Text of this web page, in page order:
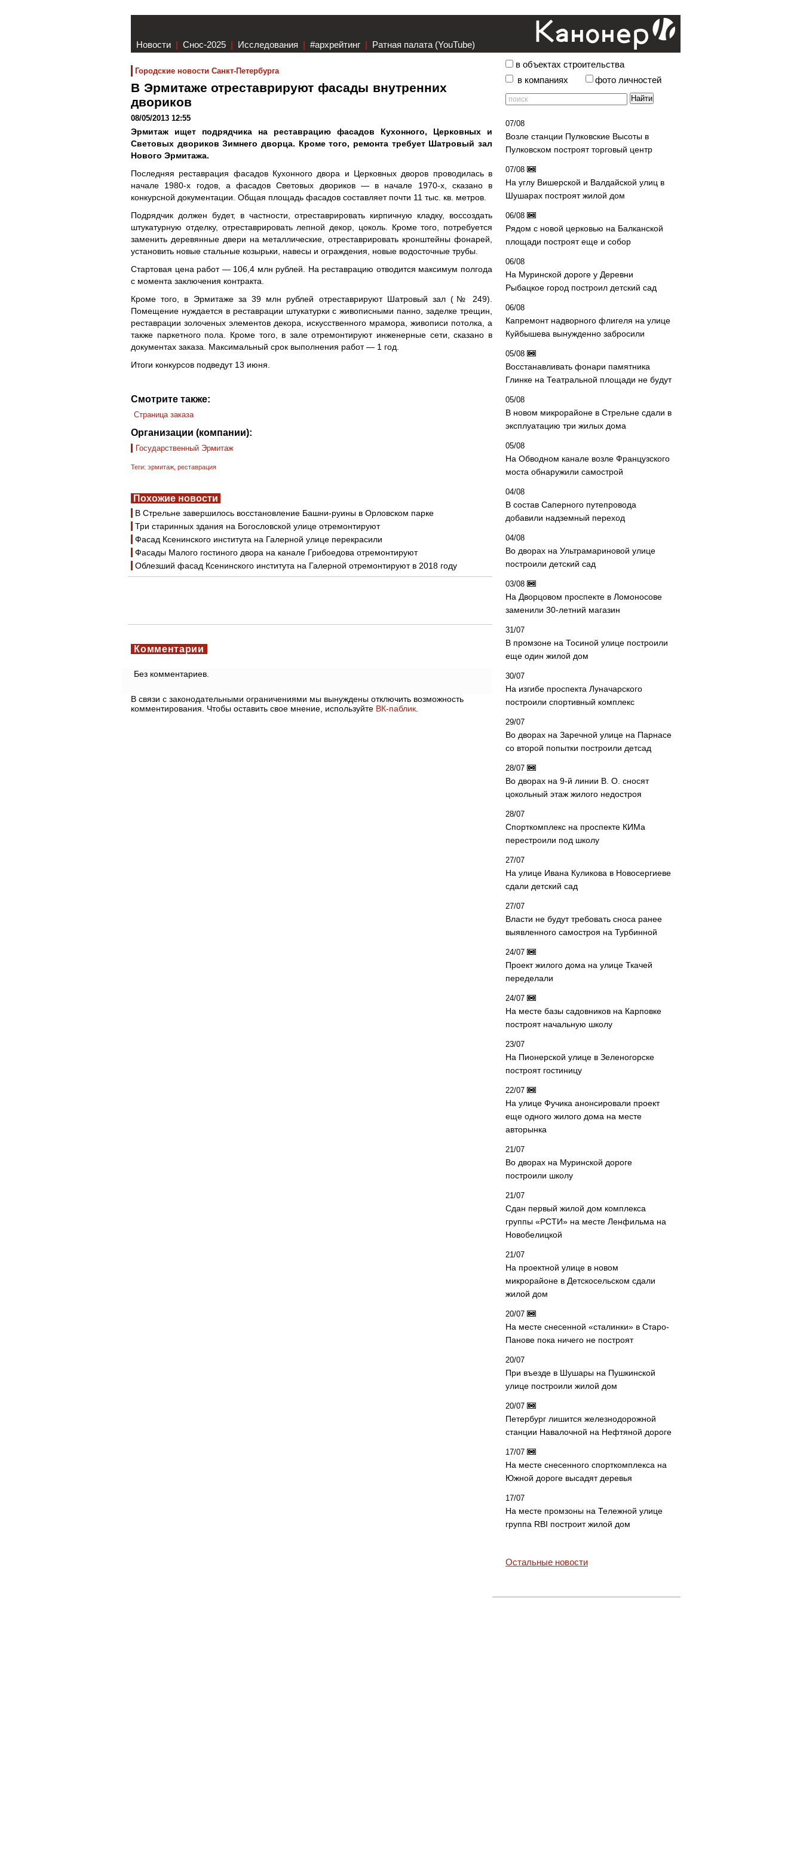
Новости | Снос-2025 | Исследования | #архрейтинг | Ратная палата (YouTube)
Городские новости Санкт-Петербурга
В Эрмитаже отреставрируют фасады внутренних
двориков
08/05/2013 12:55
Эрмитаж ищет подрядчика на реставрацию фасадов Кухонного, Церковных и
Световых двориков Зимнего дворца. Кроме того, ремонта требует Шатровый зал
Нового Эрмитажа.
Последняя реставрация фасадов Кухонного двора и Церковных дворов проводилась в
начале 1980-х годов, а фасадов Световых двориков — в начале 1970-х, сказано в
конкурсной документации. Общая площадь фасадов составляет почти 11 тыс. кв. метров.
Подрядчик должен будет, в частности, отреставрировать кирпичную кладку, воссоздать
штукатурную отделку, отреставрировать лепной декор, цоколь. Кроме того, потребуется
заменить деревянные двери на металлические, отреставрировать кронштейны фонарей,
установить новые стальные козырьки, навесы и ограждения, новые водосточные трубы.
Стартовая цена работ — 106,4 млн рублей. На реставрацию отводится максимум полгода
с момента заключения контракта.
Кроме того, в Эрмитаже за 39 млн рублей отреставрируют Шатровый зал (№ 249).
Помещение нуждается в реставрации штукатурки с живописными панно, заделке трещин,
реставрации золоченых элементов декора, искусственного мрамора, живописи потолка, а
также паркетного пола. Кроме того, в зале отремонтируют инженерные сети, сказано в
документах заказа. Максимальный срок выполнения работ — 1 год.
Итоги конкурсов подведут 13 июня.
Смотрите также:
Страница заказа
Организации (компании):
Государственный Эрмитаж
Теги: эрмитаж реставрация
Похожие новости
В Стрельне завершилось восстановление Башни-руины в Орловском парке
Три старинных здания на Богословской улице отремонтируют
Фасад Ксенинского института на Галерной улице перекрасили
Фасады Малого гостиного двора на канале Грибоедова отремонтируют
Облезший фасад Ксенинского института на Галерной отремонтируют в 2018 году
Комментарии
Без комментариев.
В связи с законодательными ограничениями мы вынуждены отключить возможность
комментирования. Чтобы оставить свое мнение, используйте ВК-паблик
в объектах строительства
в компаниях
фото личностей
07/08
Возле станции Пулковские Высоты в
Пулковском построят торговый центр
07/08
На углу Вишерской и Валдайской улиц в
Шушарах построят жилой дом
06/08
Рядом с новой церковью на Балканской
площади построят еще и собор
06/08
На Муринской дороге у Деревни
Рыбацкое город построил детский сад
06/08
Капремонт надворного флигеля на улице
Куйбышева вынужденно забросили
05/08
Восстанавливать фонари памятника
Глинке на Театральной площади не будут
05/08
В новом микрорайоне в Стрельне сдали в
эксплуатацию три жилых дома
05/08
На Обводном канале возле Французского
моста обнаружили самострой
04/08
В состав Саперного путепровода
добавили надземный переход
04/08
Во дворах на Ультрамариновой улице
построили детский сад
03/08
На Дворцовом проспекте в Ломоносове
заменили 30-летний магазин
31/07
В промзоне на Тосиной улице построили
еще один жилой дом
30/07
На изгибе проспекта Луначарского
построили спортивный комплекс
29/07
Во дворах на Заречной улице на Парнасе
со второй попытки построили детсад
28/07
Во дворах на 9-й линии В. О. сносят
цокольный этаж жилого недостроя
28/07
Спорткомплекс на проспекте КИМа
перестроили под школу
27/07
На улице Ивана Куликова в Новосергиеве
сдали детский сад
27/07
Власти не будут требовать сноса ранее
выявленного самостроя на Турбинной
24/07
Проект жилого дома на улице Ткачей
переделали
24/07
На месте базы садовников на Карповке
построят начальную школу
23/07
На Пионерской улице в Зеленогорске
построят гостиницу
22/07
На улице Фучика анонсировали проект
еще одного жилого дома на месте
авторынка
21/07
Во дворах на Муринской дороге
построили школу
21/07
Сдан первый жилой дом комплекса
группы «РСТИ» на месте Ленфильма на
Новобелицкой
21/07
На проектной улице в новом
микрорайоне в Детскосельском сдали
жилой дом
20/07
На месте снесенной «сталинки» в Старо-
Панове пока ничего не построят
20/07
При въезде в Шушары на Пушкинской
улице построили жилой дом
20/07
Петербург лишится железнодорожной
станции Навалочной на Нефтяной дороге
17/07
На месте снесенного спорткомплекса на
Южной дороге высадят деревья
17/07
На месте промзоны на Тележной улице
группа RBI построит жилой дом
Остальные новости